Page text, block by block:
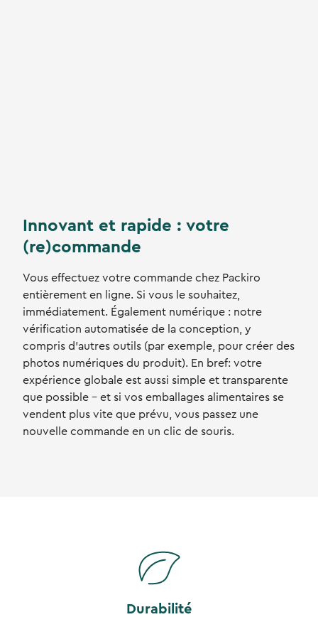
Innovant et rapide : votre
(re)commande
Vous effectuez votre commande chez Packiro
entièrement en ligne. Si vous le souhaitez,
immédiatement. Également numérique : notre
vérification automatisée de la conception, y
compris d'autres outils (par exemple, pour créer des
photos numériques du produit). En bref: votre
expérience globale est aussi simple et transparente
que possible - et si vos emballages alimentaires se
vendent plus vite que prévu, vous passez une
nouvelle commande en un clic de souris.
Durabilité